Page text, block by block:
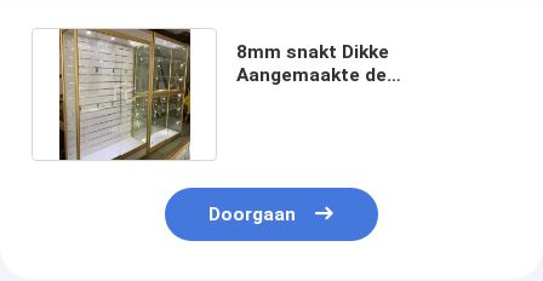
8mm snakt Dikke
Aangemaakte de
Doorgaan